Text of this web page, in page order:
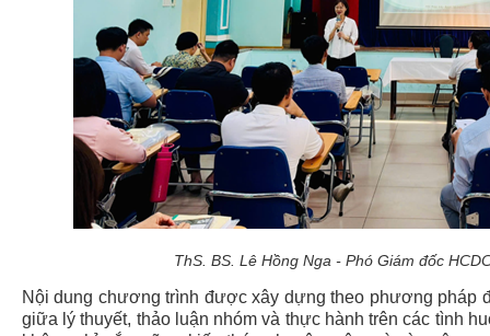
ThS. BS. Lê Hồng Nga - Phó Giám đốc
Nội dung chương trình được xây dựng theo phương pháp
giữa lý thuyết, thảo luận nhóm và thực hành trên các tình